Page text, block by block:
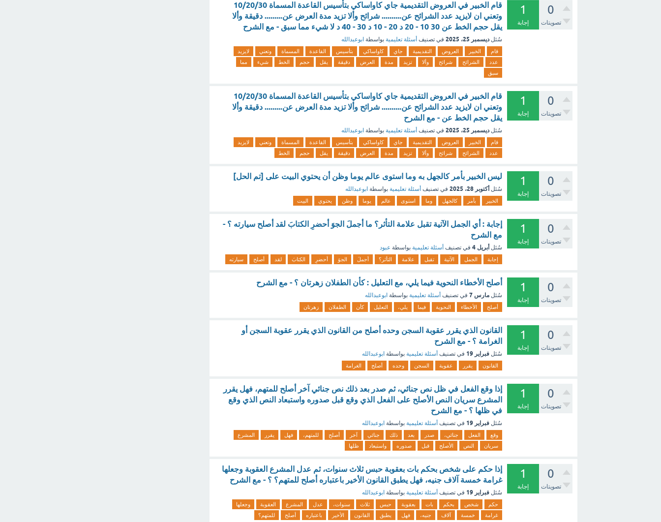
0
تصويتات
1
إجابة
قام الخبير في العروض التقديمية جاي كاواساكي بتأسيس القاعدة المسماة 10/20/30
وتعني ان لايزيد عدد الشرائح عن.......... شرائح وألا تزيد مدة العرض عن......... دقيقة وألا
يقل حجم الخط عن 30 10 - 20 د 20 - 10 د 30 - 40 د لا شيء مما سبق - مع الشرح
سُئل ديسمبر 25، 2025 في تصنيف أسئلة تعليمية بواسطة ابوعبدالله
قام الخبير العروض التقديمية جاي كاواساكي بتأسيس القاعدة المسماة وتعني
لايزيد
عدد
الشرائح شرائح وألا تزيد مدة العرض دقيقة يقل حجم الخط شيء
مما
سبق
0
تصويتات
1
إجابة
قام الخبير في العروض التقديمية جاي كاواساكي بتأسيس القاعدة المسماة 10/20/30
وتعني ان لايزيد عدد الشرائح عن.......... شرائح وألا تزيد مدة العرض عن......... دقيقة وألا
يقل حجم الخط عن - مع الشرح
سُئل ديسمبر 25، 2025 في تصنيف أسئلة تعليمية بواسطة ابوعبدالله
قام الخبير العروض التقديمية جاي كاواساكي بتأسيس القاعدة المسماة وتعني
لايزيد
عدد
الشرائح شرائح وألا تزيد مدة العرض دقيقة يقل حجم الخط
0
تصويتات
1
إجابة
ليس الخبير بأمر كالجهل به وما استوى عالم يوما وظن أن يحتوي البيت على [تم الحل]
سُئل أكتوبر 28، 2025 في تصنيف أسئلة تعليمية بواسطة ابوعبدالله
الخبير بأمر كالجهل وما استوى عالم يوما وظن يحتوي البيت
0
تصويتات
1
إجابة
إجابة : أي الجمل الآتية تقبل علامة التأثر؟ ما أجملَ الجوَ أحضرِ الكتابَ لقد أصلح سيارته ؟ -
مع الشرح
سُئل أبريل 4 في تصنيف أسئلة تعليمية بواسطة عبود
إجابة الجمل الآتية تقبل علامة التأثر؟ أجملَ الجوَ أحضرِ الكتابَ لقد أصلح سيارته
0
تصويتات
1
إجابة
أصلح الأخطاء النحوية فيما يلي، مع التعليل : كأن الطفلان زهرتان ؟ - مع الشرح
سُئل مارس 7 في تصنيف أسئلة تعليمية بواسطة ابوعبدالله
أصلح الأخطاء النحوية فيما يلي، التعليل كأن الطفلان زهرتان
0
تصويتات
1
إجابة
القانون الذي يقرر عقوبة السجن وحده أصلح من القانون الذي يقرر عقوبة السجن أو
الغرامة ؟ - مع الشرح
سُئل فبراير 19 في تصنيف أسئلة تعليمية بواسطة ابوعبدالله
القانون يقرر عقوبة السجن وحده أصلح الغرامة
0
تصويتات
1
إجابة
إذا وقع الفعل في ظل نص جنائي، ثم صدر بعد ذلك نص جنائي آخر أصلح للمتهم، فهل يقرر
المشرع سريان النص الأصلح على الفعل الذي وقع قبل صدوره واستبعاد النص الذي وقع
في ظلها ؟ - مع الشرح
سُئل فبراير 19 في تصنيف أسئلة تعليمية بواسطة ابوعبدالله
وقع الفعل جنائي، صدر بعد ذلك جنائي آخر أصلح للمتهم، فهل يقرر
المشرع
سريان
النص الأصلح قبل صدوره واستبعاد ظلها
0
تصويتات
1
إجابة
إذا حكم على شخص بحكم بات بعقوبة حبس ثلاث سنوات، ثم عدل المشرع العقوبة وجعلها
غرامة خمسة آلاف جنيه، فهل يطبق القانون الأخير باعتباره أصلح للمتهم؟ ؟ - مع الشرح
سُئل فبراير 19 في تصنيف أسئلة تعليمية بواسطة ابوعبدالله
حكم شخص بحكم بات بعقوبة حبس ثلاث سنوات، عدل المشرع العقوبة
وجعلها
غرامة
خمسة آلاف جنيه، فهل يطبق القانون الأخير باعتباره أصلح للمتهم؟